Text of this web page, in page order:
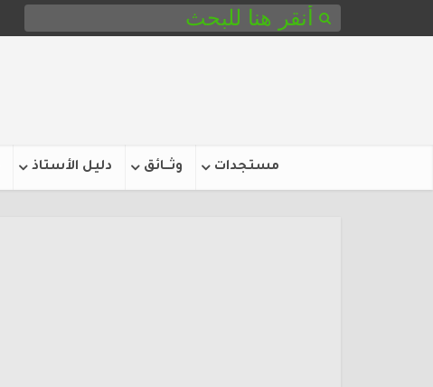
مستجدات وثـــائق دليل الأستاذ